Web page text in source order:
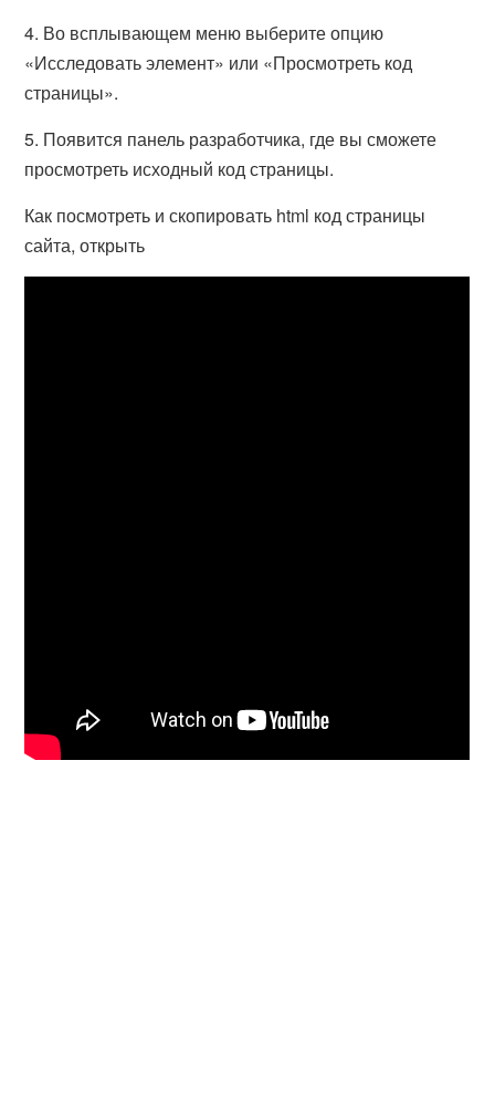
4. Во всплывающем меню выберите опцию
«Исследовать элемент» или «Просмотреть код
страницы».
5. Появится панель разработчика, где вы сможете
просмотреть исходный код страницы.
Как посмотреть и скопировать html код страницы
сайта, открыть